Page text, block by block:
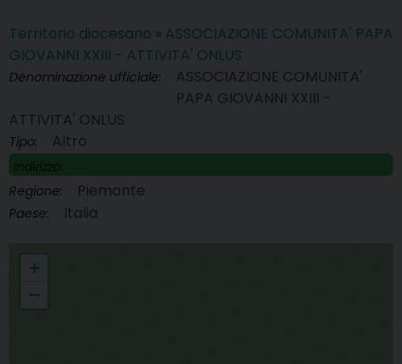
Territorio diocesano » ASSOCIAZIONE COMUNITA' PAPA
GIOVANNI XXIII - ATTIVITA' ONLUS
Denominazione ufficiale:
ASSOCIAZIONE COMUNITA'
PAPA GIOVANNI XXIII -
ATTIVITA' ONLUS
Tipo: Altro
Indirizzo:
Regione: Piemonte
Paese: Italia
+
−